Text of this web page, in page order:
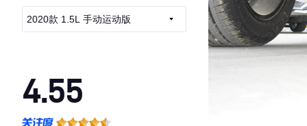
2020款 1.5L 手动运动版
4.55